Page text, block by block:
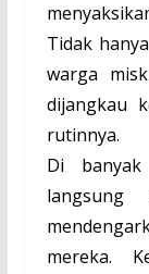
Tidak
warga
dijangkau
rutinnya.
Di
mereka.